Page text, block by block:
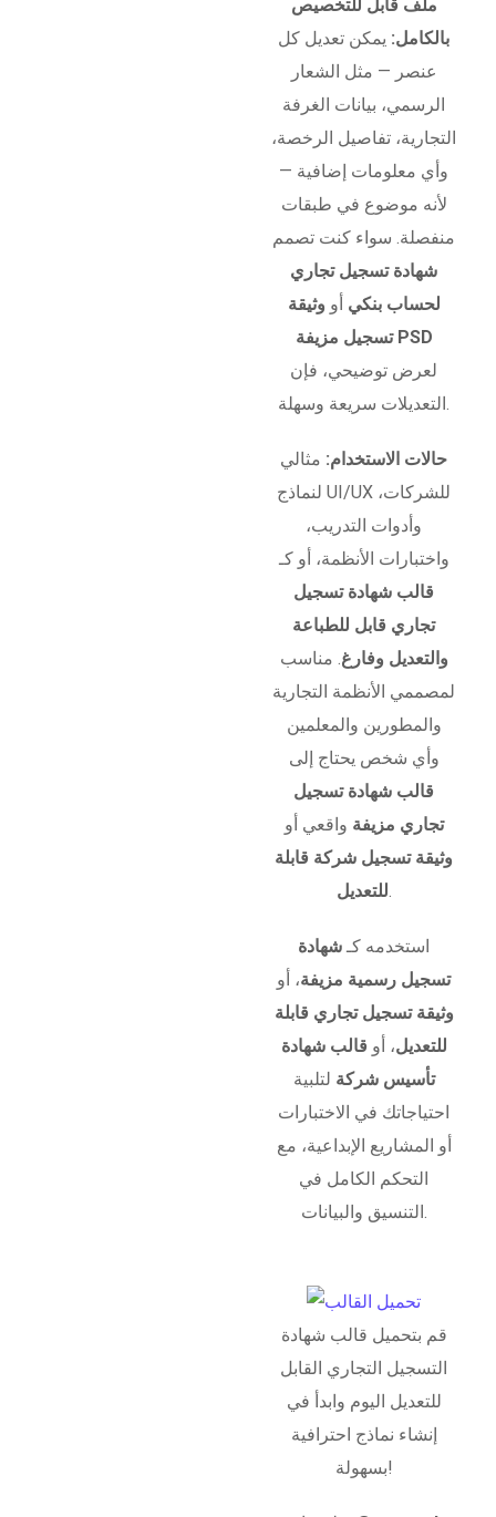
ملف قابل للتخصيص
بالكامل: يمكن تعديل كل
عنصر — مثل الشعار
الرسمي، بيانات الغرفة
التجارية، تفاصيل الرخصة،
وأي معلومات إضافية —
لأنه موضوع في طبقات
منفصلة. سواء كنت تصمم
شهادة تسجيل تجاري
لحساب بنكي أو وثيقة
تسجيل مزيفة PSD
لعرض توضيحي، فإن
التعديلات سريعة وسهلة.
حالات الاستخدام: مثالي
لنماذج UI/UX للشركات،
وأدوات التدريب،
واختبارات الأنظمة، أو كـ
قالب شهادة تسجيل
تجاري قابل للطباعة
والتعديل وفارغ. مناسب
لمصممي الأنظمة التجارية
والمطورين والمعلمين
وأي شخص يحتاج إلى
قالب شهادة تسجيل
تجاري مزيفة واقعي أو
وثيقة تسجيل شركة قابلة
للتعديل.
استخدمه كـشهادة
تسجيل رسمية مزيفة، أو
وثيقة تسجيل تجاري قابلة
للتعديل، أو قالب شهادة
تأسيس شركة لتلبية
احتياجاتك في الاختبارات
أو المشاريع الإبداعية، مع
التحكم الكامل في
التنسيق والبيانات.
قم بتحميل قالب شهادة
التسجيل التجاري القابل
للتعديل اليوم وابدأ في
إنشاء نماذج احترافية
بسهولة!